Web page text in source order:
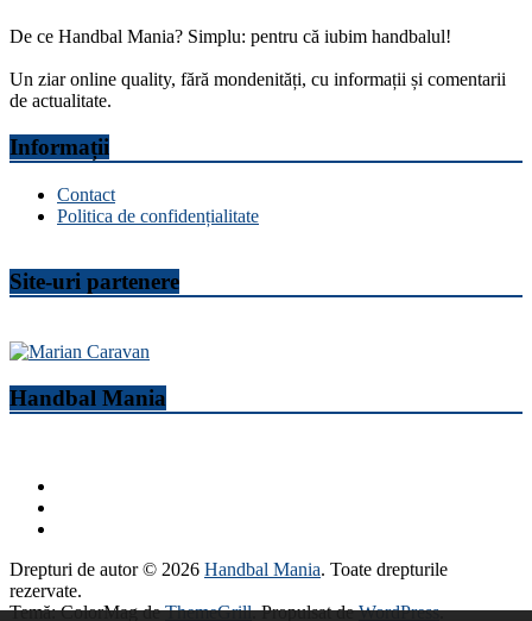
De ce Handbal Mania? Simplu: pentru că iubim handbalul!
Un ziar online quality, fără mondenități, cu informații și comentarii
de actualitate.
Informații
Contact
Politica de confidențialitate
Site-uri partenere
Handbal Mania
Drepturi de autor © 2026 Handbal Mania. Toate drepturile
rezervate.
Temă: ColorMag deThemeGrill. Propulsat deWordPress.